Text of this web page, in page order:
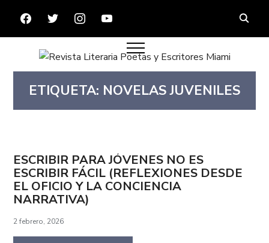
FACEBOOKTWITTERINSTAGRAMYOUTUBE
ETIQUETA: NOVELAS JUVENILES
ESCRIBIR PARA JÓVENES NO ES
ESCRIBIR FÁCIL (REFLEXIONES DESDE
EL OFICIO Y LA CONCIENCIA
NARRATIVA)
2 febrero, 2026